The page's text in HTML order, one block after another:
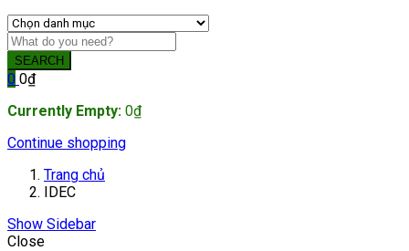
SEARCH
0 0₫
Currently Empty: 0₫
Continue shopping
Trang chủ
IDEC
Show Sidebar
Close